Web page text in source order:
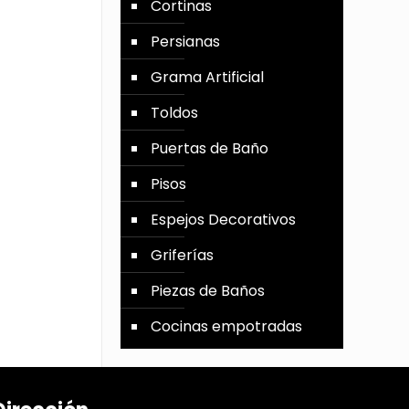
Cortinas
Persianas
Grama Artificial
Toldos
Puertas de Baño
Pisos
Espejos Decorativos
Griferías
Piezas de Baños
Cocinas empotradas